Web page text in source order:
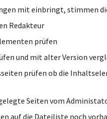
mit einbringt, stimmen
Redakteur
prüfen
und mit alter Version
prüfen ob die
Seiten vom
auf die Dateiliste noch